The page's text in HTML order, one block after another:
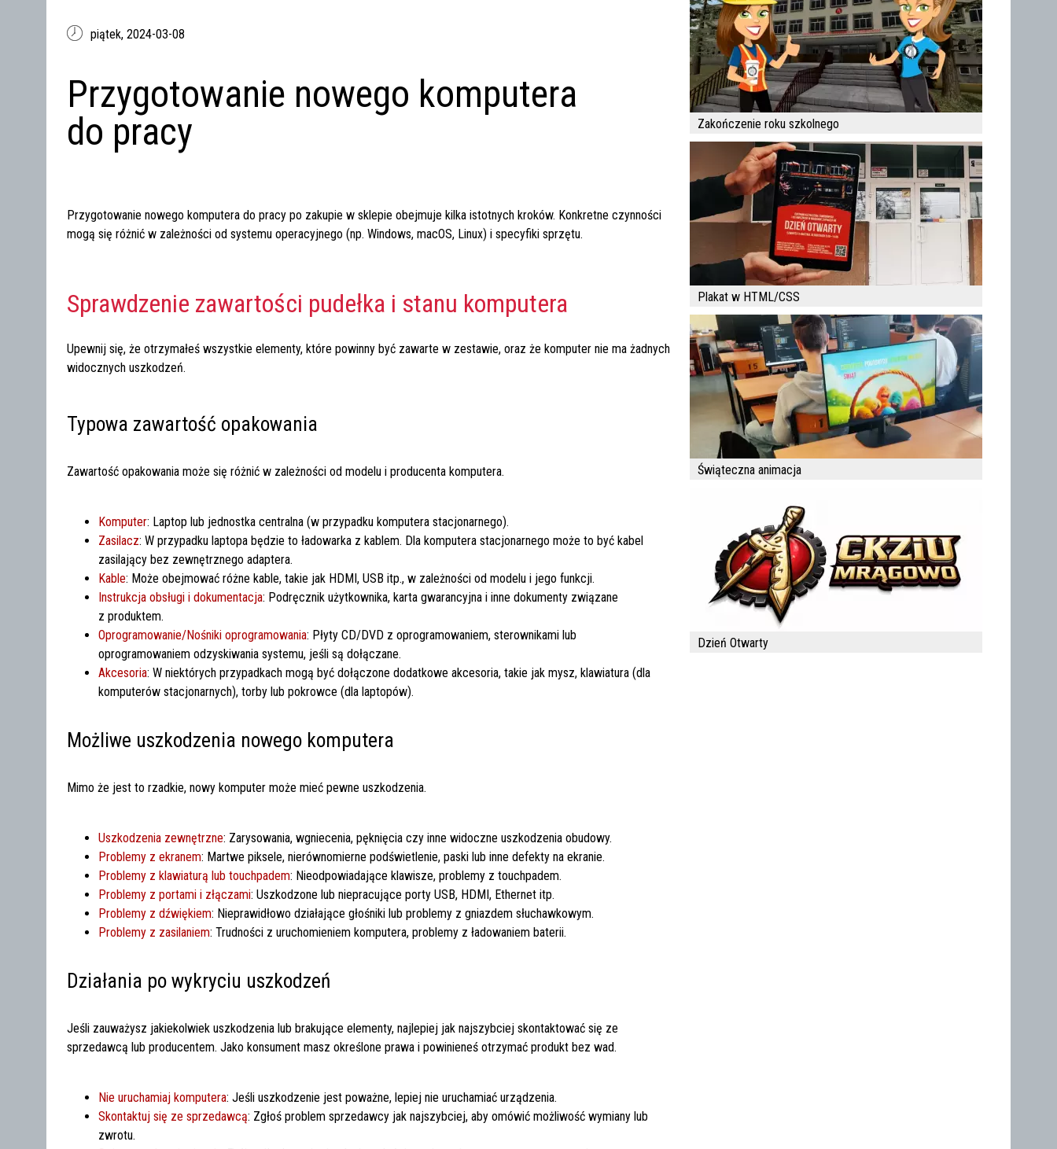
piątek,2024-03-08
Przygotowanie nowego komputera
do pracy
Przygotowanie nowego komputera do pracy po zakupie w sklepie obejmuje kilka istotnych kroków. Konkretne czynności
mogą się różnić w zależności od systemu operacyjnego (np. Windows, macOS, Linux) i specyfiki sprzętu.
Sprawdzenie zawartości pudełka i stanu komputera
Upewnij się, że otrzymałeś wszystkie elementy, które powinny być zawarte w zestawie, oraz że komputer nie ma żadnych
widocznych uszkodzeń.
Typowa zawartość opakowania
Zawartość opakowania może się różnić w zależności od modelu i producenta komputera.
Komputer: Laptop lub jednostka centralna (w przypadku komputera stacjonarnego).
Zasilacz: W przypadku laptopa będzie to ładowarka z kablem. Dla komputera stacjonarnego może to być kabel
zasilający bez zewnętrznego adaptera.
Kable: Może obejmować różne kable, takie jak HDMI, USB itp., w zależności od modelu i jego funkcji.
Instrukcja obsługi i dokumentacja: Podręcznik użytkownika, karta gwarancyjna i inne dokumenty związane
z produktem.
Oprogramowanie/Nośniki oprogramowania: Płyty CD/DVD z oprogramowaniem, sterownikami lub
oprogramowaniem odzyskiwania systemu, jeśli są dołączane.
Akcesoria: W niektórych przypadkach mogą być dołączone dodatkowe akcesoria, takie jak mysz, klawiatura (dla
komputerów stacjonarnych), torby lub pokrowce (dla laptopów).
Możliwe uszkodzenia nowego komputera
Mimo że jest to rzadkie, nowy komputer może mieć pewne uszkodzenia.
Uszkodzenia zewnętrzne: Zarysowania, wgniecenia, pęknięcia czy inne widoczne uszkodzenia obudowy.
Problemy z ekranem: Martwe piksele, nierównomierne podświetlenie, paski lub inne defekty na ekranie.
Problemy z klawiaturą lub touchpadem: Nieodpowiadające klawisze, problemy z touchpadem.
Problemy z portami i złączami: Uszkodzone lub niepracujące porty USB, HDMI, Ethernet itp.
Problemy z dźwiękiem: Nieprawidłowo działające głośniki lub problemy z gniazdem słuchawkowym.
Problemy z zasilaniem: Trudności z uruchomieniem komputera, problemy z ładowaniem baterii.
Działania po wykryciu uszkodzeń
Jeśli zauważysz jakiekolwiek uszkodzenia lub brakujące elementy, najlepiej jak najszybciej skontaktować się ze
sprzedawcą lub producentem. Jako konsument masz określone prawa i powinieneś otrzymać produkt bez wad.
Nie uruchamiaj komputera: Jeśli uszkodzenie jest poważne, lepiej nie uruchamiać urządzenia.
Skontaktuj się ze sprzedawcą: Zgłoś problem sprzedawcy jak najszybciej, aby omówić możliwość wymiany lub
zwrotu.
Zakończenie roku szkolnego
Plakat w HTML/CSS
Świąteczna animacja
Dzień Otwarty